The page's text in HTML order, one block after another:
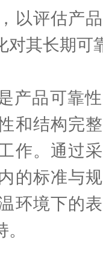
以评估产
对其长期可
品可靠性
和结构完
作。通过
的标准与
环境下的